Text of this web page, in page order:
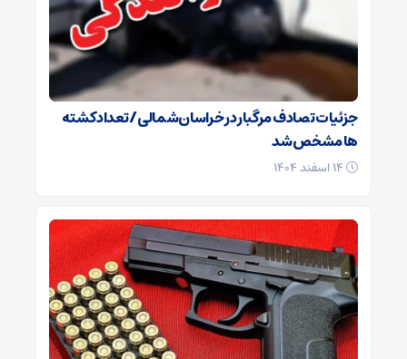
جزئیات تصادف مرگبار در خراسان‌شمالی/ تعداد کشته
ها مشخص شد